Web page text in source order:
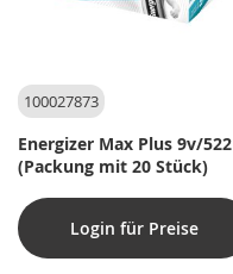
100027873
Energizer Max Plus 9v/522
(Packung mit 20 Stück)
Login für Preise